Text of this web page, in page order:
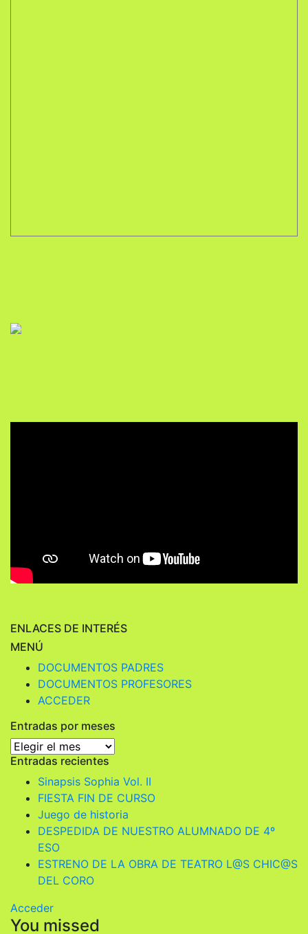
ENLACES DE INTERÉS
MENÚ
DOCUMENTOS PADRES
DOCUMENTOS PROFESORES
ACCEDER
Entradas por meses
Entradas
por
meses
Entradas recientes
Sinapsis Sophia Vol. II
FIESTA FIN DE CURSO
Juego de historia
DESPEDIDA DE NUESTRO ALUMNADO DE 4º
ESO
ESTRENO DE LA OBRA DE TEATRO L@S CHIC@S
DEL CORO
Acceder
You missed